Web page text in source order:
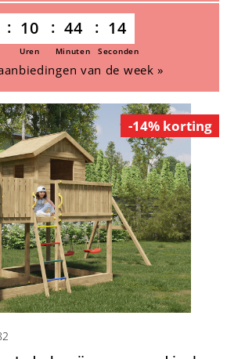
10 44 14
Uren Minuten Seconden
van de week »
-14% korting